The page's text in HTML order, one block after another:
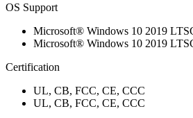
OS Support
Microsoft® Windows 10 2019
Microsoft® Windows 10 2019
Certification
UL, CB, FCC, CE, CCC
UL, CB, FCC, CE, CCC